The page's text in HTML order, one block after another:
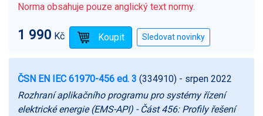
Norma obsahuje pouze anglický text normy.
1 990 Kč
ČSN EN IEC 61970-456 ed. 3 (334910) - srpen 2022
Rozhraní aplikačního programu pro systémy řízení
elektrické energie (EMS-API) - Část 456: Profily řešení